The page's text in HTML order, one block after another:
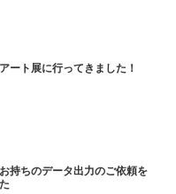
ート展に行ってきました！
持ちのデータ出力のご依頼を